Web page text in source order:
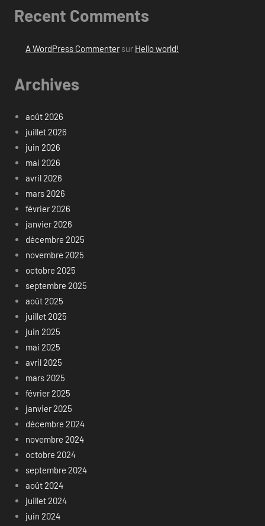
Recent Comments
A WordPress Commentersur Hello world!
Archives
août 2026
juillet 2026
juin 2026
mai 2026
avril 2026
mars 2026
février 2026
janvier 2026
décembre 2025
novembre 2025
octobre 2025
septembre 2025
août 2025
juillet 2025
juin 2025
mai 2025
avril 2025
mars 2025
février 2025
janvier 2025
décembre 2024
novembre 2024
octobre 2024
septembre 2024
août 2024
juillet 2024
juin 2024